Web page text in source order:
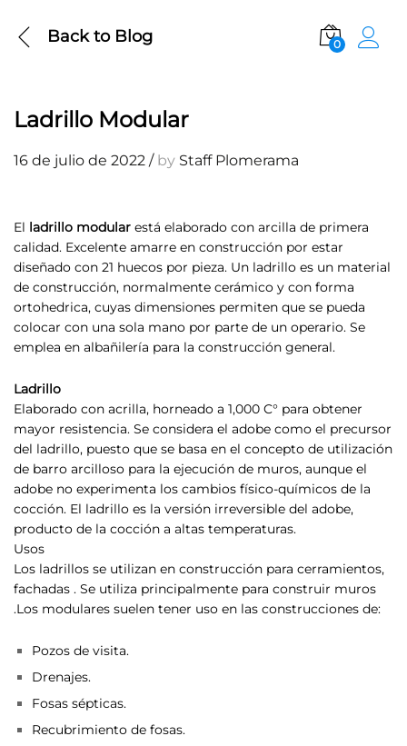
Back toBlog 0
Ladrillo Modular
16 de julio de 2022 /by Staff Plomerama
El ladrillo modular está elaborado con arcilla de primera
calidad. Excelente amarre en construcción por estar
diseñado con 21 huecos por pieza. Un ladrillo es un material
de construcción, normalmente cerámico y con forma
ortohedrica, cuyas dimensiones permiten que se pueda
colocar con una sola mano por parte de un operario. Se
emplea en albañilería para la construcción general.
Ladrillo
Elaborado con acrilla, horneado a 1,000 C° para obtener
mayor resistencia. Se considera el adobe como el precursor
del ladrillo, puesto que se basa en el concepto de utilización
de barro arcilloso para la ejecución de muros, aunque el
adobe no experimenta los cambios físico-químicos de la
cocción. El ladrillo es la versión irreversible del adobe,
producto de la cocción a altas temperaturas.
Usos
Los ladrillos se utilizan en construcción para cerramientos,
fachadas . Se utiliza principalmente para construir muros
.Los modulares suelen tener uso en las construcciones de:
Pozos de visita.
Drenajes.
Fosas sépticas.
Recubrimiento de fosas.